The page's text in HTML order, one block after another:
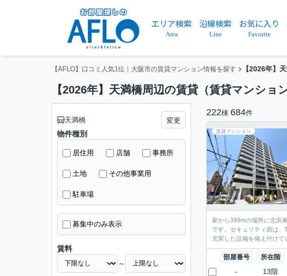
エリア検索
Area
沿線検索
Line
お気に入り
Favorite
【AFLO】口コミ人気1位｜大阪市の賃貸マンション情報を探す 【2026年】
【2026年】天満橋周辺の賃貸（賃貸マンショ
222棟 684件
賃貸マンション
家から399mの場所に北浜
です。セキュリティ面は
充実した設備を備え付け
部屋番号 所在階
- 13階
天満橋 変更
物件種別
居住用 店舗 事務所
土地 その他事業用
駐車場
募集中のみ表示
賃料
～